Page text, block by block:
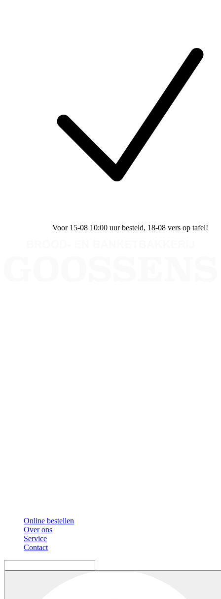
Voor 15-08 10:00 uur besteld, 18-08 vers op tafel!
Online bestellen
Over ons
Service
Contact